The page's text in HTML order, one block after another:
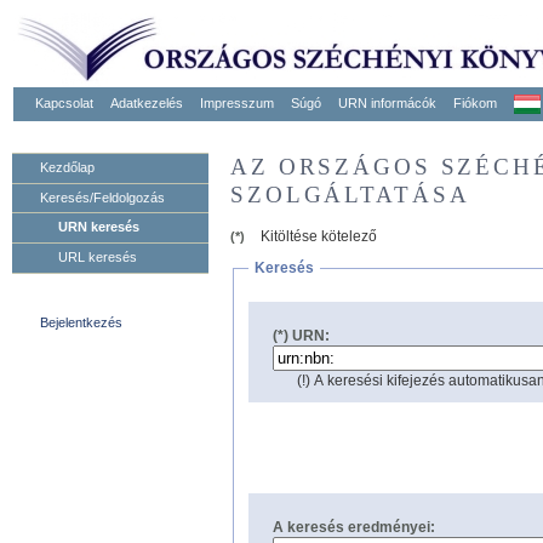
Kapcsolat Adatkezelés Impresszum Súgó URN informácók Fiókom
Kezdőlap
Keresés/Feldolgozás
URN keresés
URL keresés
Bejelentkezés
AZ ORSZÁGOS
SZOLGÁLTATÁSA
(*)
Kitöltése kötelező
Keresés
(*) URN:
(!) A keresési kifejezés
A keresés eredményei: